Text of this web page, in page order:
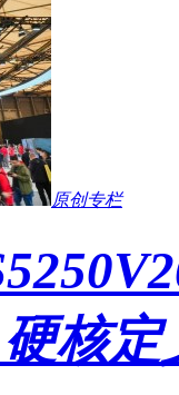
原创专栏
核